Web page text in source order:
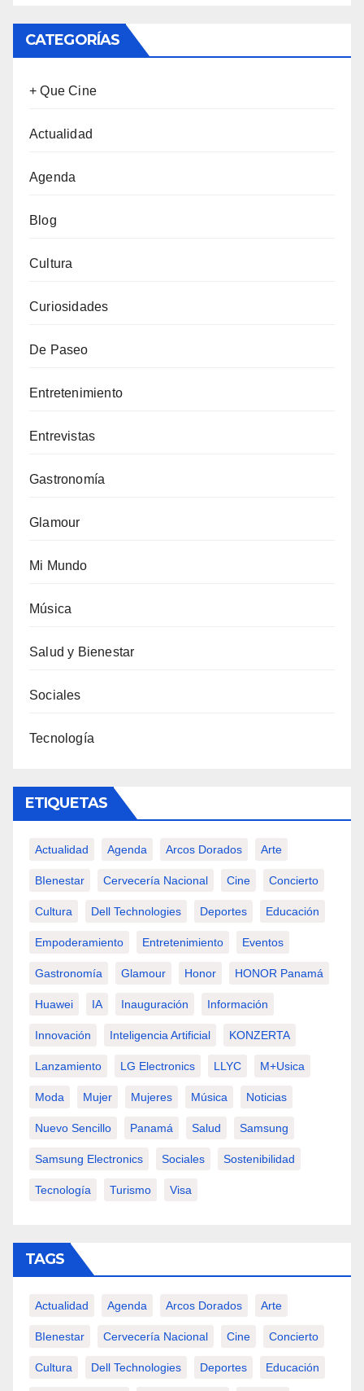
CATEGORÍAS
+ Que Cine
Actualidad
Agenda
Blog
Cultura
Curiosidades
De Paseo
Entretenimiento
Entrevistas
Gastronomía
Glamour
Mi Mundo
Música
Salud y Bienestar
Sociales
Tecnología
ETIQUETAS
Actualidad Agenda Arcos Dorados Arte
BIenestar Cervecería Nacional Cine Concierto
Cultura Dell Technologies Deportes Educación
Empoderamiento Entretenimiento Eventos
Gastronomía Glamour Honor HONOR Panamá
Huawei IA Inauguración Información
Innovación Inteligencia Artificial KONZERTA
Lanzamiento LG Electronics LLYC M+usica
Moda Mujer Mujeres Música Noticias
Nuevo Sencillo Panamá Salud Samsung
Samsung Electronics Sociales Sostenibilidad
Tecnología Turismo Visa
TAGS
Actualidad Agenda Arcos Dorados Arte
BIenestar Cervecería Nacional Cine Concierto
Cultura Dell Technologies Deportes Educación